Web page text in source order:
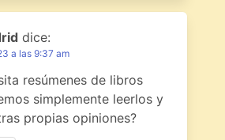
dice:
a las 9:37 am
resúmenes de libros
simplemente leerlos y
propias opiniones?